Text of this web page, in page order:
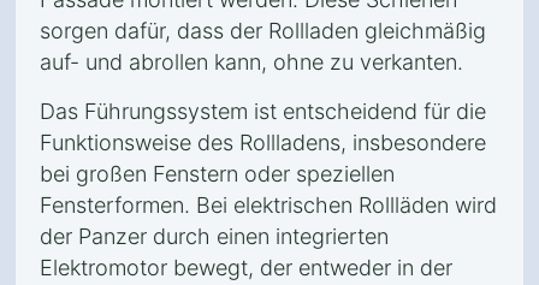
sorgen dafür, dass der Rollladen gleichmäßig
auf- und abrollen kann, ohne zu verkanten.
Das Führungssystem ist entscheidend für die
Funktionsweise des Rollladens, insbesondere
bei großen Fenstern oder speziellen
Fensterformen. Bei elektrischen Rollläden wird
der Panzer durch einen integrierten
Elektromotor bewegt, der entweder in der